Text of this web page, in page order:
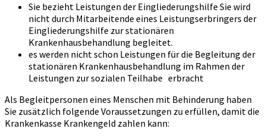
Sie bezieht Leistungen der Eingliederungshilfe Sie wird
nicht durch Mitarbeitende eines Leistungserbringers der
Eingliederungshilfe zur stationären
Krankenhausbehandlung begleitet.
es werden nicht schon Leistungen für die Begleitung der
stationären Krankenhausbehandlung im Rahmen der
Leistungen zur sozialen Teilhabe erbracht
Als Begleitpersonen eines Menschen mit Behinderung haben
Sie zusätzlich folgende Voraussetzungen zu erfüllen, damit die
Krankenkasse Krankengeld zahlen kann: